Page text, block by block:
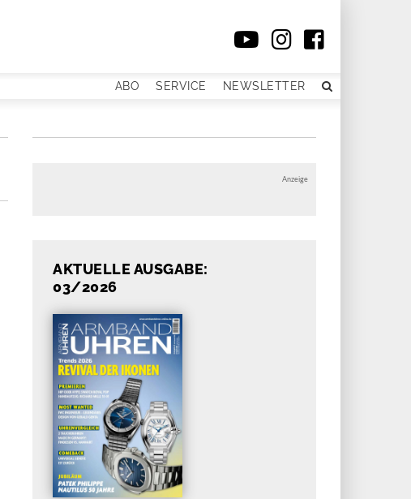
ABO SERVICE NEWSLETTER
Anzeige
AKTUELLE AUSGABE:
03/2026